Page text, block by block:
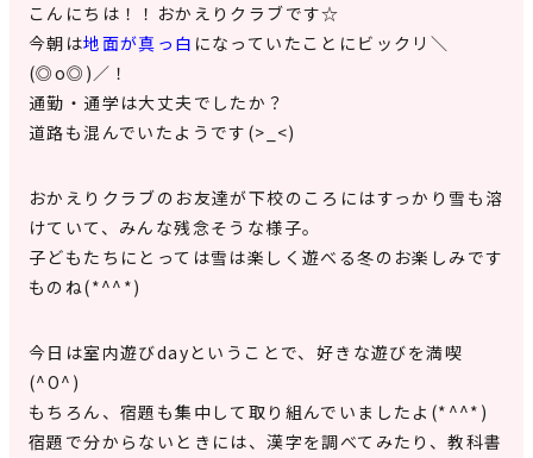
こんにちは！！おかえりクラブです☆
今朝は地面が真っ白 になっていたことにビックリ＼
(◎o◎)／！
通勤・通学は大丈夫でしたか？
道路も混んでいたようです(>_<)
おかえりクラブのお友達が下校のころにはすっかり雪も溶
けていて、みんな残念そうな様子。
子どもたちにとっては雪は楽しく遊べる冬のお楽しみです
ものね(*^^*)
今日は室内遊びdayということで、好きな遊びを満喫
(^O^)
もちろん、宿題も集中して取り組んでいましたよ(*^^*)
宿題で分からないときには、漢字を調べてみたり、教科書